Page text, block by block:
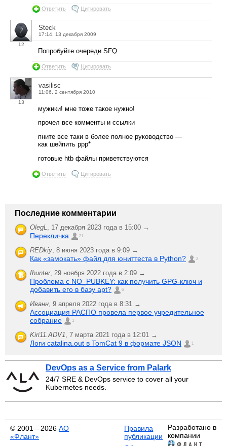
Ответить Цитировать
12
Steck
17:14, 13 декабря 2009
Попробуйте очереди SFQ
Ответить Цитировать
13
vasilisc
11:06, 2 сентября 2010
мужики! мне тоже такое нужно!
прочел все комменты и ссылки
пните все таки в более полное руководство —
как шейпить ppp*
готовые htb файлы приветствуются
Ответить Цитировать
Последние комментарии
OlegL 17 декабря 2023 года в 15:00 →
Перекличка 21
REDkiy 8 июня 2023 года в 9:09 →
Как «замокать» файл для юниттеста в Python? 2
fhunter, 29 ноября 2022 года в 2:09 →
Проблема с NO_PUBKEY: как получить GPG-ключ и
добавить его в базу apt?
6
Иванн 9 апреля 2022 года в 8:31 →
Ассоциация РАСПО провела первое учредительное
собрание
1
Kiri11.ADV1 7 марта 2021 года в 12:01 →
Логи catalina.out в TomCat 9 в формате JSON 1
DevOps as a Service from Palark
24/7 SRE & DevOps service to cover all your
Kubernetes needs.
© 2001—2026 АО
«Флант»
Правила
публикации
Разработано в
компании